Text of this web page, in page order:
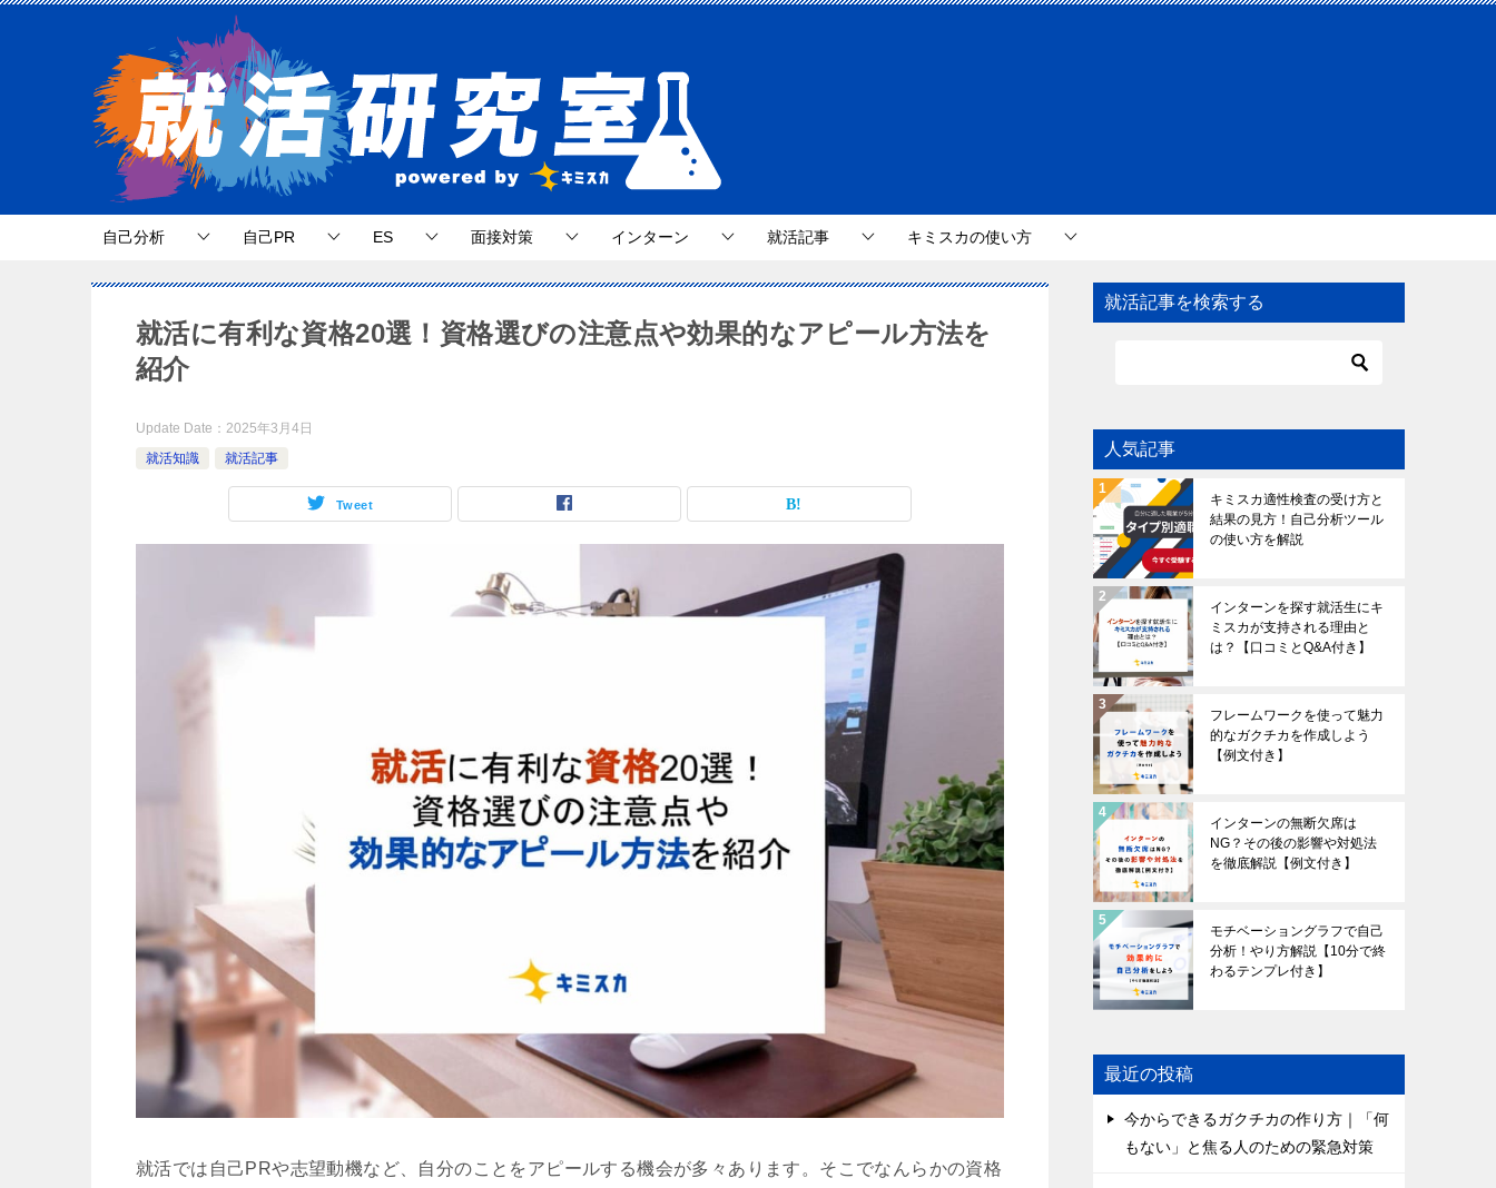
自己分析 自己PR ES 面接対策 インターン 就活記事 キミスカの使い方
就活に有利な資格20選！資格選びの注意点や効果的なアピール方法を
紹介
Update Date： 2025年3月4日
就活知識
就活記事
Tweet
就活では自己PRや志望動機など、自分のことをアピールする機会が多々あります。そこでなんらかの資格
就活記事を検索する
人気記事
キミスカ適性検査の受け方と
結果の見方！自己分析ツール
の使い方を解説
インターンを探す就活生にキ
ミスカが支持される理由と
は？【口コミとQ&A付き】
フレームワークを使って魅力
的なガクチカを作成しよう
【例文付き】
インターンの無断欠席は
NG？その後の影響や対処法
を徹底解説【例文付き】
モチベーショングラフで自己
分析！やり方解説【10分で終
わるテンプレ付き】
最近の投稿
今からできるガクチカの作り方｜「何
もない」と焦る人のための緊急対策